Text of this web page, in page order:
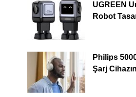
UGREEN
Robot
Philips
Şarj